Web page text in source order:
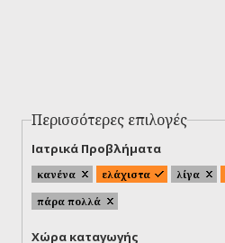
Περισσότερες επιλογές
Ιατρικά Προβλήματα
κανένα ελάχιστα λίγα
πάρα πολλά
Χώρα καταγωγής